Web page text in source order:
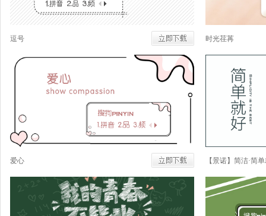
逗号 时光荏苒
爱心 【景诺】简洁·简